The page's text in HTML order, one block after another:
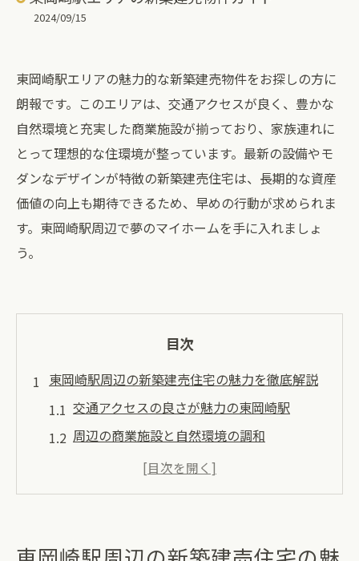
2024/09/15
東岡崎駅エリアの魅力的な新築建売物件をお探しの方に
朗報です。このエリアは、交通アクセスが良く、豊かな
自然環境と充実した商業施設が揃っており、家族連れに
とって理想的な住環境が整っています。最新の設備やモ
ダンなデザインが特徴の新築建売住宅は、長期的な資産
価値の向上も期待できるため、早めの行動が求められま
す。東岡崎駅周辺で夢のマイホームを手に入れましょ
う。
目次
東岡崎駅周辺の新築建売住宅の魅力を徹底解説
交通アクセスの良さが魅力の東岡崎駅
周辺の商業施設と自然環境の調和
家族連れに嬉しい教育環境と公園
最新設備とデザインが自慢の新築建売物件
新築建売住宅の購入を検討する理由